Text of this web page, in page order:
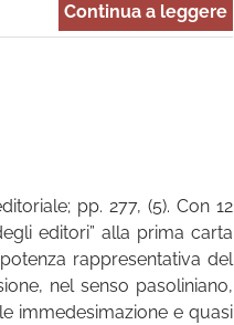
Continua a leggere
pp. 277, (5). Con 12
editori” alla prima carta
rappresentativa del
nel senso pasoliniano,
immedesimazione e quasi